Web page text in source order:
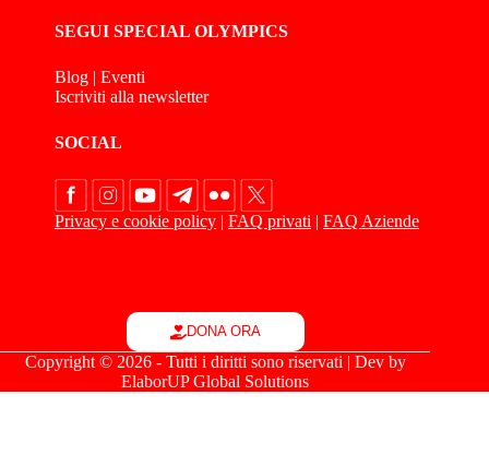
SEGUI SPECIAL OLYMPICS
Blog | Eventi
Iscriviti alla newsletter
SOCIAL
Privacy e cookie policy | FAQ privati | FAQ Aziende
DONA ORA
Copyright © 2026 - Tutti i diritti sono riservati | Dev by
ElaborUP Global Solutions